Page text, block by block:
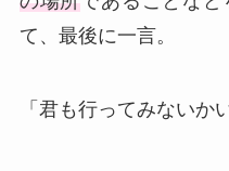
て、最後に一言。
「君も行ってみないか